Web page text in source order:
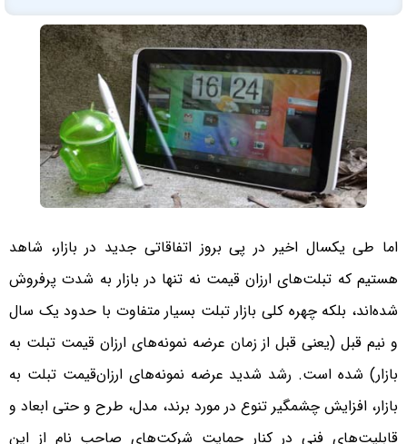
اما طی یکسال اخیر در پی بروز اتفاقاتی جدید در بازار، شاهد
هستیم که تبلت‌های ارزان قیمت نه تنها در بازار به شدت پرفروش
شده‌اند، بلکه چهره کلی بازار تبلت بسیار متفاوت با حدود یک سال
و نیم قبل (یعنی قبل از زمان عرضه نمونه‌های ارزان قیمت تبلت به
بازار) شده است. رشد شدید عرضه نمونه‌های ارزان‌قیمت تبلت به
بازار، افزایش چشمگیر تنوع در مورد برند، مدل، طرح و حتی ابعاد و
قابلیت‌های فنی در کنار حمایت شرکت‌های صاحب نام از این